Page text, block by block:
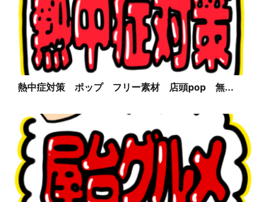
熱中症対策 ポップ フリー素材 店頭pop 無...